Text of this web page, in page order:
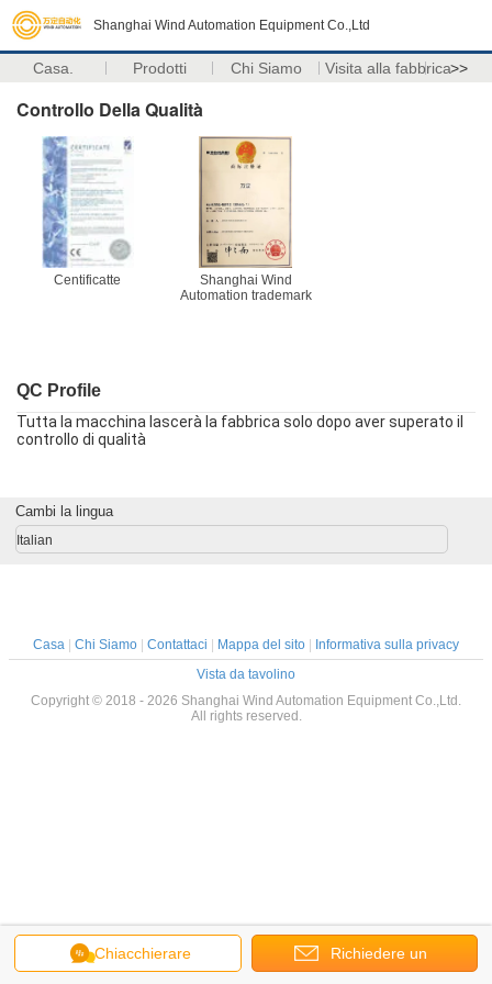
Shanghai Wind Automation Equipment Co.,Ltd
Casa. Prodotti Chi Siamo Visita alla fabbrica>>
Controllo Della Qualità
Centificatte
Shanghai Wind
Automation trademark
QC Profile
Tutta la macchina lascerà la fabbrica solo dopo aver superato il
controllo di qualità
Chiacchierare Richiedere un
Cambi la lingua
Italian
Casa Chi Siamo Contattaci Mappa del sito
Informativa sulla privacy
Vista da tavolino
Copyright © 2018 - 2026 Shanghai Wind Automation Equipment Co.,Ltd.
All rights reserved.